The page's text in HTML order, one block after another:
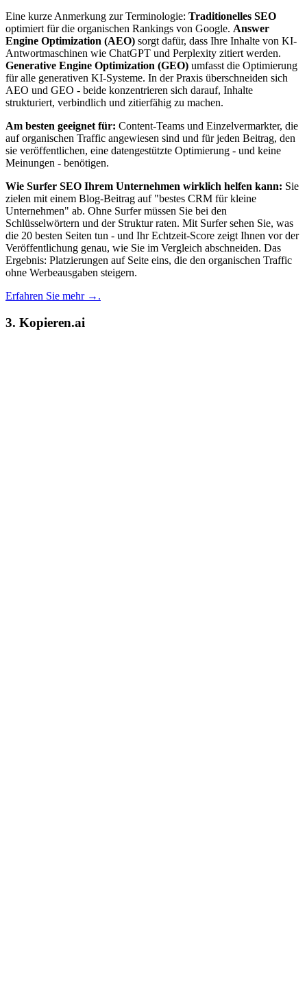
Eine kurze Anmerkung zur Terminologie: Traditionelles SEO
optimiert für die organischen Rankings von Google. Answer
Engine Optimization (AEO) sorgt dafür, dass Ihre Inhalte von KI-
Antwortmaschinen wie ChatGPT und Perplexity zitiert werden.
Generative Engine Optimization (GEO) umfasst die Optimierung
für alle generativen KI-Systeme. In der Praxis überschneiden sich
AEO und GEO - beide konzentrieren sich darauf, Inhalte
strukturiert, verbindlich und zitierfähig zu machen.
Am besten geeignet für: Content-Teams und Einzelvermarkter, die
auf organischen Traffic angewiesen sind und für jeden Beitrag, den
sie veröffentlichen, eine datengestützte Optimierung - und keine
Meinungen - benötigen.
Wie Surfer SEO Ihrem Unternehmen wirklich helfen kann: Sie
zielen mit einem Blog-Beitrag auf "bestes CRM für kleine
Unternehmen" ab. Ohne Surfer müssen Sie bei den
Schlüsselwörtern und der Struktur raten. Mit Surfer sehen Sie, was
die 20 besten Seiten tun - und Ihr Echtzeit-Score zeigt Ihnen vor der
Veröffentlichung genau, wie Sie im Vergleich abschneiden. Das
Ergebnis: Platzierungen auf Seite eins, die den organischen Traffic
ohne Werbeausgaben steigern.
Erfahren Sie mehr →.
3. Kopieren.ai